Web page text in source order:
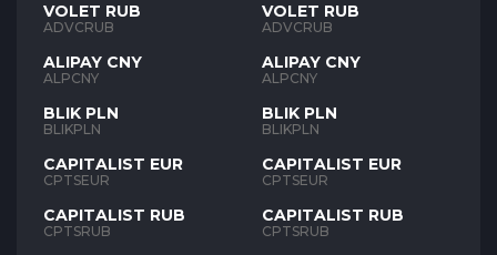
VOLET RUB
ADVCRUB
ALIPAY CNY
ALPCNY
BLIK PLN
BLIKPLN
CAPITALIST EUR
CPTSEUR
CAPITALIST RUB
CPTSRUB
VOLET RUB
ADVCRUB
ALIPAY CNY
ALPCNY
BLIK PLN
BLIKPLN
CAPITALIST EUR
CPTSEUR
CAPITALIST RUB
CPTSRUB